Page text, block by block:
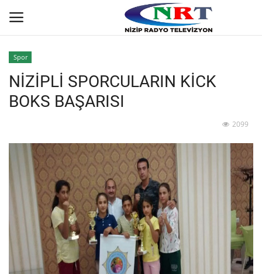
Ana
GÜNDEM
Siyaset
Ekonomi
Yaşam
Spor
NİZİPLİ SPORCULARIN KİCK
BOKS BAŞARISI
2099